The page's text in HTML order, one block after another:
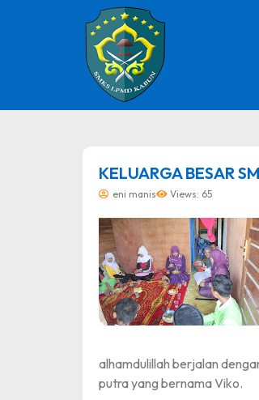
KELUARGA BESAR
eni manis Views: 65
alhamdulillah berjalan
putra yang bernama Viko.